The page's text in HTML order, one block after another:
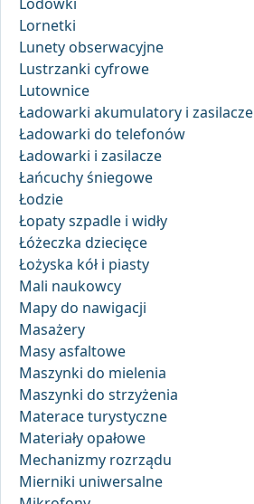
Lornetki
Lunety obserwacyjne
Lustrzanki cyfrowe
Lutownice
Ładowarki akumulatory i zasilacze
Ładowarki do telefonów
Ładowarki i zasilacze
Łańcuchy śniegowe
Łodzie
Łopaty szpadle i widły
Łóżeczka dziecięce
Łożyska kół i piasty
Mali naukowcy
Mapy do nawigacji
Masażery
Masy asfaltowe
Maszynki do mielenia
Maszynki do strzyżenia
Materace turystyczne
Materiały opałowe
Mechanizmy rozrządu
Mierniki uniwersalne